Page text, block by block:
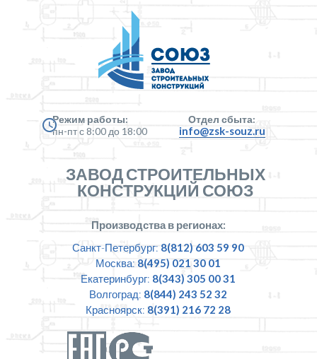
Режим работы:
пн-пт с 8:00 до 18:00
Отдел сбыта:
info@zsk-souz.ru
ЗАВОД СТРОИТЕЛЬНЫХ
КОНСТРУКЦИЙ СОЮЗ
Производства в регионах:
Санкт-Петербург: 8(812) 603 59 90
Москва: 8(495) 021 30 01
Екатеринбург: 8(343) 305 00 31
Волгоград: 8(844) 243 52 32
Красноярск: 8(391) 216 72 28